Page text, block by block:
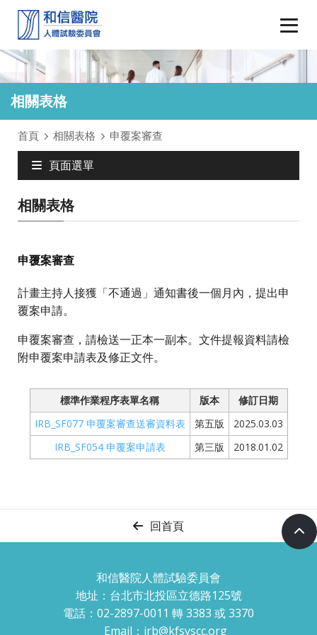
相關表格
首頁 相關表格 申覆案審查
頁面選單
相關表格
申覆案審查
計畫主持人接獲「不通過」通知書後一個月內，提出申
覆案申請。
申覆案審查，請檢送一正本一副本。文件提報資料請檢
附申覆案申請表及修正文件。
標準作業程序表單名稱 版本
修訂日期
IRB_SF077 申覆案審查送審資料表
第五版
2025.03.03
IRB_SF054 申覆案申請表
第三版 2018.01.02
回首頁
和信醫院人體試驗委員會
地址：台北市北投區立德路125號
電話：02-2897-0011 轉 3383 或 3370
Email： irb@kfsyscc.org